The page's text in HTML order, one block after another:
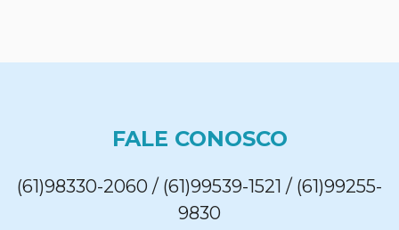
FALE CONOSCO
(61)98330-2060 / (61)99539-1521 / (61)99255-
9830